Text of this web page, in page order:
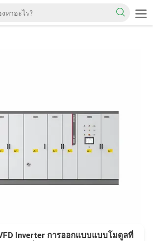
Inverter การออกแบบแบบโมดูลที่